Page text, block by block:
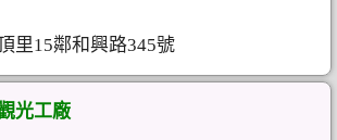
里15鄰和興路345號
光工廠